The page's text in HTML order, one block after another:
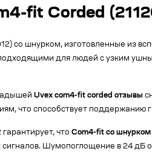
fit Corded
со шнурком, изготовленные из
для людей с узким
Uvex com4-fit corded отзывы
что способствует
что Com4-fit со шнурком
Шумопоглощение в 24 дБ